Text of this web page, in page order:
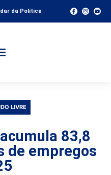
da Política
LIVRE
83,8
de empregos